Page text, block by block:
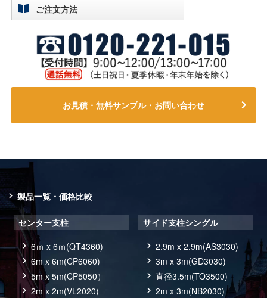
ご注文方法
お見積・無料サンプル・お問い合わせ
製品一覧・価格比較
センター支柱
6ｍ x 6ｍ(QT4360)
6m x 6m(CP6060)
5m x 5m(CP5050）
2m x 2m(VL2020)
サイド支柱シングル
2.9m x 2.9m(AS3030)
3m x 3m(GD3030)
直径3.5m(TO3500)
2m x 3m(NB2030)